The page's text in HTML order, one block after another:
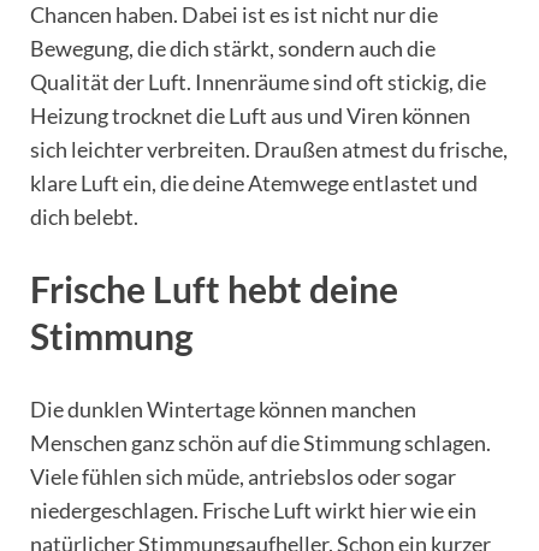
Chancen haben. Dabei ist es ist nicht nur die
Bewegung, die dich stärkt, sondern auch die
Qualität der Luft. Innenräume sind oft stickig, die
Heizung trocknet die Luft aus und Viren können
sich leichter verbreiten. Draußen atmest du frische,
klare Luft ein, die deine Atemwege entlastet und
dich belebt.
Frische Luft hebt deine
Stimmung
Die dunklen Wintertage können manchen
Menschen ganz schön auf die Stimmung schlagen.
Viele fühlen sich müde, antriebslos oder sogar
niedergeschlagen. Frische Luft wirkt hier wie ein
natürlicher Stimmungsaufheller. Schon ein kurzer